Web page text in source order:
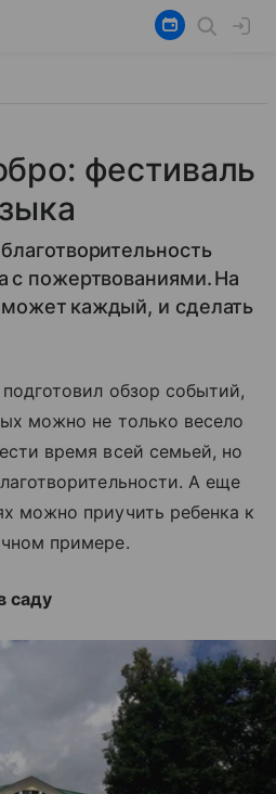
фестиваль
с пожертвованиями. На
каждый, и сделать
подготовил обзор событий,
можно не только весело
время всей семьей, но
А еще
можно приучить ребенка к
примере.
саду